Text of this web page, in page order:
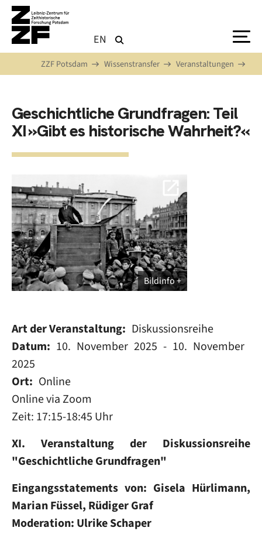
Direkt zum Inhalt
EN
ZZF Potsdam Wissenstransfer Veranstaltungen
Geschichtliche Grundfragen: Teil
XI »Gibt es historische Wahrheit?«
Bildinfo
Art der Veranstaltung
Diskussionsreihe
Datum
10. November 2025 - 10. November
2025
Ort
Online
Online via Zoom
Zeit: 17:15-18:45 Uhr
XI. Veranstaltung der Diskussionsreihe
"Geschichtliche Grundfragen"
Eingangsstatements von: Gisela Hürlimann,
Marian Füssel, Rüdiger Graf
Moderation: Ulrike Schaper